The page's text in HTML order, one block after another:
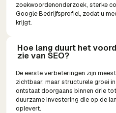
zoekwoordenonderzoek, sterke
Google Bedrijfsprofiel, zodat u
krijgt.
Hoe lang duurt het
zie van SEO?
De eerste verbeteringen zijn
zichtbaar, maar structurele groei
ontstaat doorgaans binnen drie
duurzame investering die op de
oplevert.